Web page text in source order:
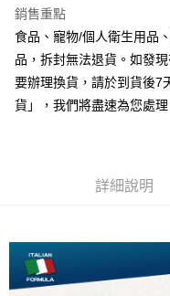
１．簡單：不需註冊會員、不
２．便利：只要手機號碼，簡
３．安心：先確認商品／服務
【「AFTEE先享後付」結帳流
１．於結帳方式選擇「AFTEE
結帳頁面，進行簡訊認證並確
購買商品的店家。未經商家
客戶支援中心」
https://
【注意事項】
運送方式
全家取貨付款
付款後全家取貨
每筆NT$70，滿NT$1,111(
每筆NT$60，滿NT$1,111(
宅配
銷售重點
食品、寵物/個人衛生用品
品，拆封無法退貨。如發
要辦理換貨，請於到貨後7
貨」，我們將盡速為您處理
詳細說明